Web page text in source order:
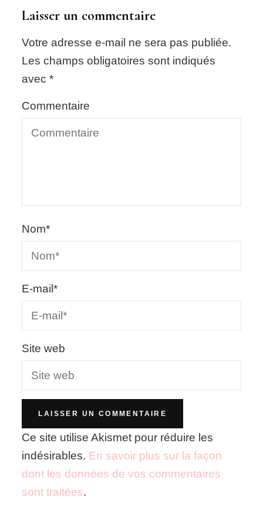
Laisser un commentaire
Votre adresse e-mail ne sera pas publiée.
Les champs obligatoires sont indiqués
avec*
Commentaire
Nom*
E-mail*
Site web
Ce site utilise Akismet pour réduire les
indésirables. En savoir plus sur la façon
dont les données de vos commentaires
sont traitées.